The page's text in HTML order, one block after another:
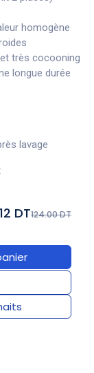
homogène
très cocooning
longue durée
lavage
DT124.00 DT